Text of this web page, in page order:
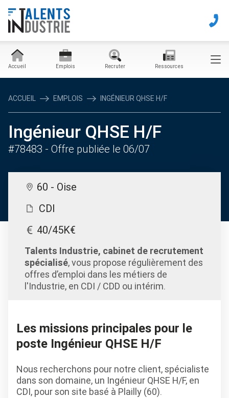
Accueil Emplois Recruter Ressources
ACCUEIL EMPLOIS INGÉNIEUR QHSE H/F
Ingénieur QHSE H/F
#78483 - Offre publiée le 06/07
60 - Oise
CDI
40/45K€
Talents Industrie, cabinet de recrutement
spécialisé, vous propose régulièrement des
offres d’emploi dans les métiers de
l'Industrie, en CDI / CDD ou intérim.
Les missions principales pour le
poste Ingénieur QHSE H/F
Nous recherchons pour notre client, spécialiste
dans son domaine, un Ingénieur QHSE H/F, en
CDI, pour son site basé à Plailly (60).